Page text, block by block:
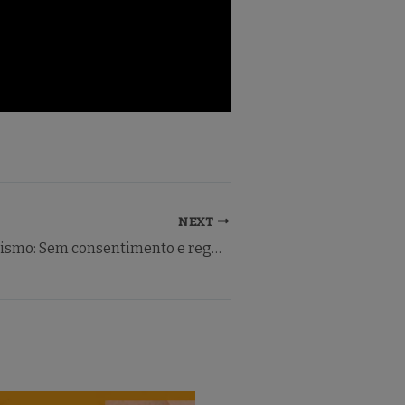
NEXT
Mangue Jornalismo: Sem consentimento e regulamentação adequada, população sergipana vive sob a vigilância de um sistema de reconhecimento facial marcado pelo racismo